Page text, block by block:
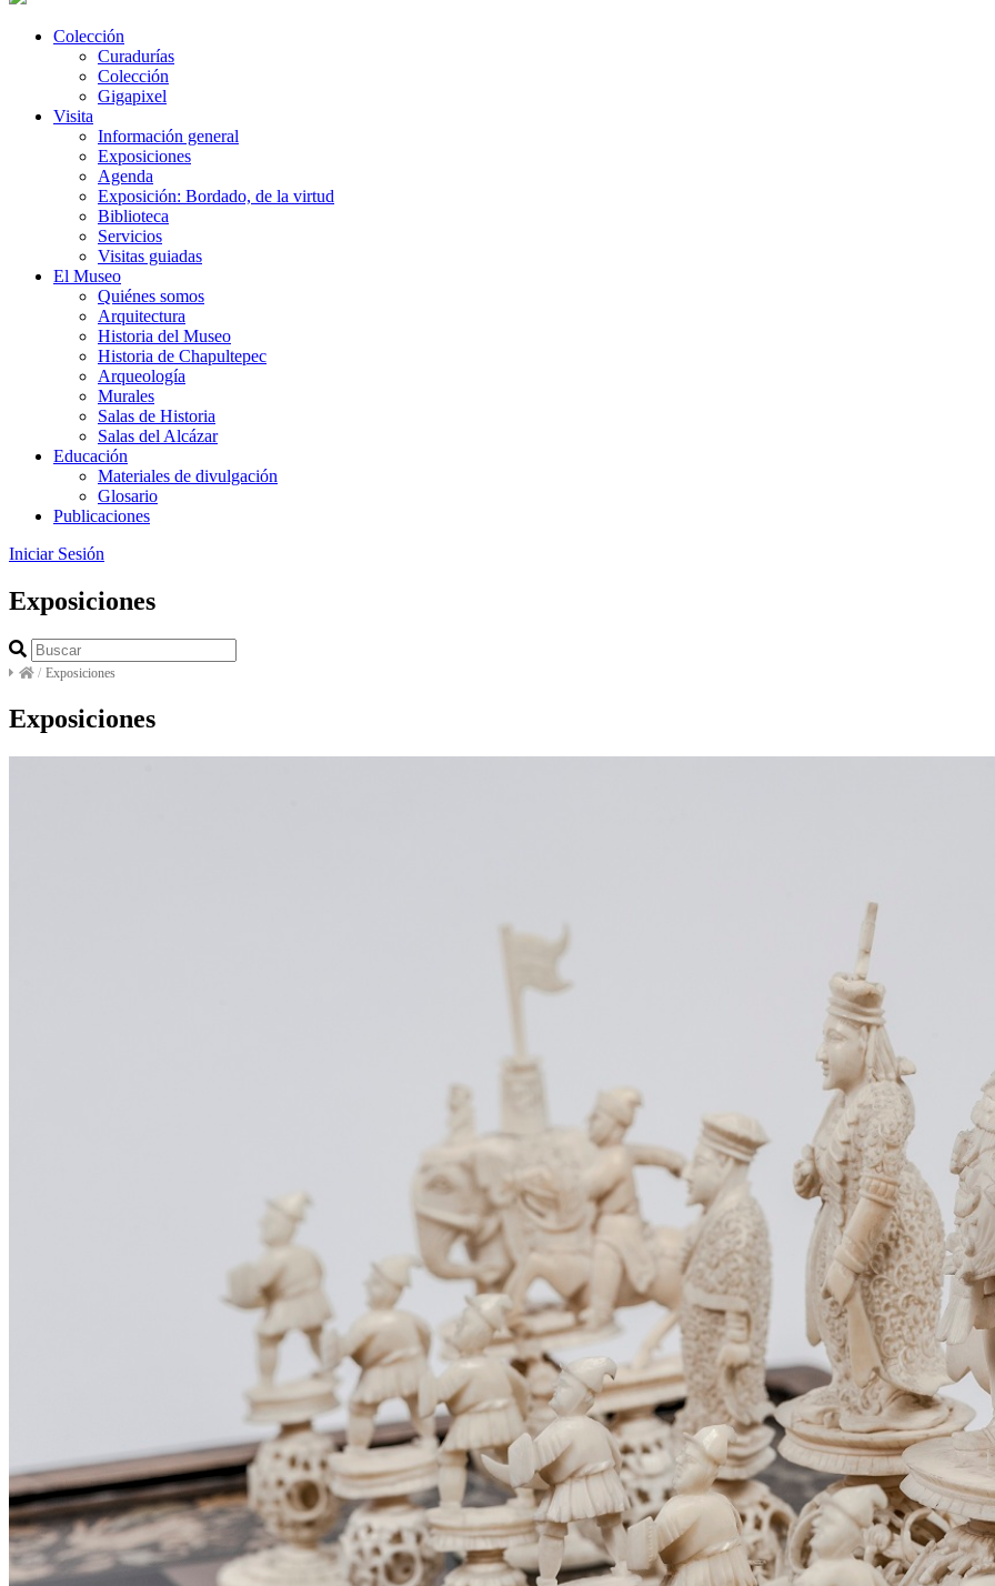
Colección
Curadurías
Colección
Gigapixel
Visita
Información general
Exposiciones
Agenda
Exposición: Bordado, de la virtud
Biblioteca
Servicios
Visitas guiadas
El Museo
Quiénes somos
Arquitectura
Historia del Museo
Historia de Chapultepec
Arqueología
Murales
Salas de Historia
Salas del Alcázar
Educación
Materiales de divulgación
Glosario
Publicaciones
Iniciar Sesión
Exposiciones
/ Exposiciones
Exposiciones